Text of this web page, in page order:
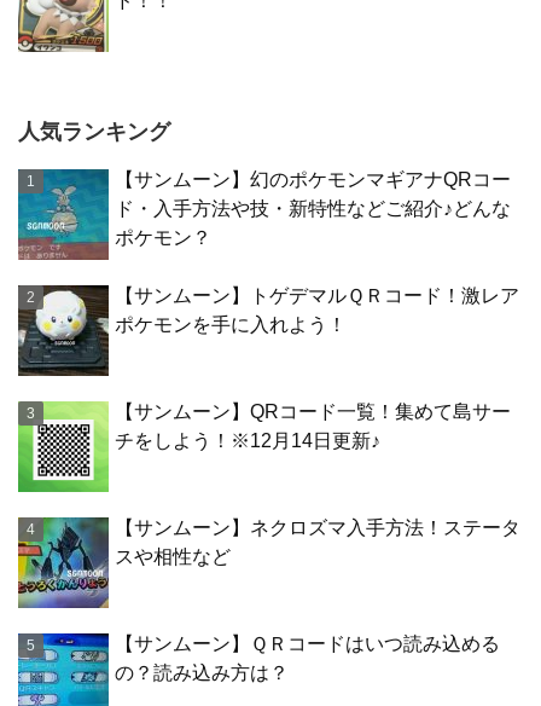
人気ランキング
【サンムーン】幻のポケモンマギアナQRコー
ド・入手方法や技・新特性などご紹介♪どんな
ポケモン？
【サンムーン】トゲデマルＱＲコード！激レア
ポケモンを手に入れよう！
【サンムーン】QRコード一覧！集めて島サー
チをしよう！※12月14日更新♪
【サンムーン】ネクロズマ入手方法！ステータ
スや相性など
【サンムーン】ＱＲコードはいつ読み込める
の？読み込み方は？